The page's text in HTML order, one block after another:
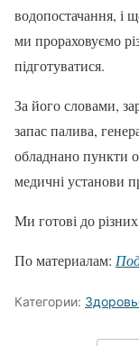
водопостачання, і
ми прораховуємо
підготуватися.
За його словами,
запас палива,
обладнано пункти
медичні установи
Ми готові до
По материалам:
Категории: